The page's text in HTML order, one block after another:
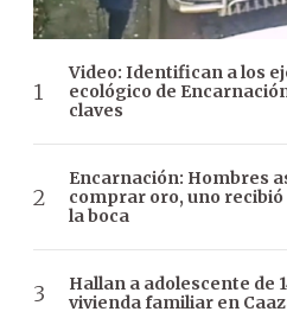
Video: Identifican a los
ecológico de
claves
Encarnación: Hombres
comprar oro, uno recibió
la boca
Hallan a adolescente de
vivienda familiar en